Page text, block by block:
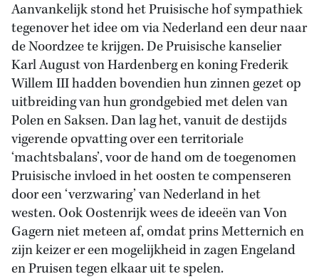
Aanvankelijk stond het Pruisische hof sympathiek
tegenover het idee om via Nederland een deur naar
de Noordzee te krijgen. De Pruisische kanselier
Karl August von Hardenberg en koning Frederik
Willem III hadden bovendien hun zinnen gezet op
uitbreiding van hun grondgebied met delen van
Polen en Saksen. Dan lag het, vanuit de destijds
vigerende opvatting over een territoriale
‘machtsbalans’, voor de hand om de toegenomen
Pruisische invloed in het oosten te compenseren
door een ‘verzwaring’ van Nederland in het
westen. Ook Oostenrijk wees de ideeën van Von
Gagern niet meteen af, omdat prins Metternich en
zijn keizer er een mogelijkheid in zagen Engeland
en Pruisen tegen elkaar uit te spelen.